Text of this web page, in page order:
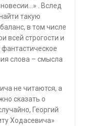
. Вслед
такую
в том числе
всей строгости и
слова – смысла
не читаются, а
сказать о
Георгий
Ходасевича»